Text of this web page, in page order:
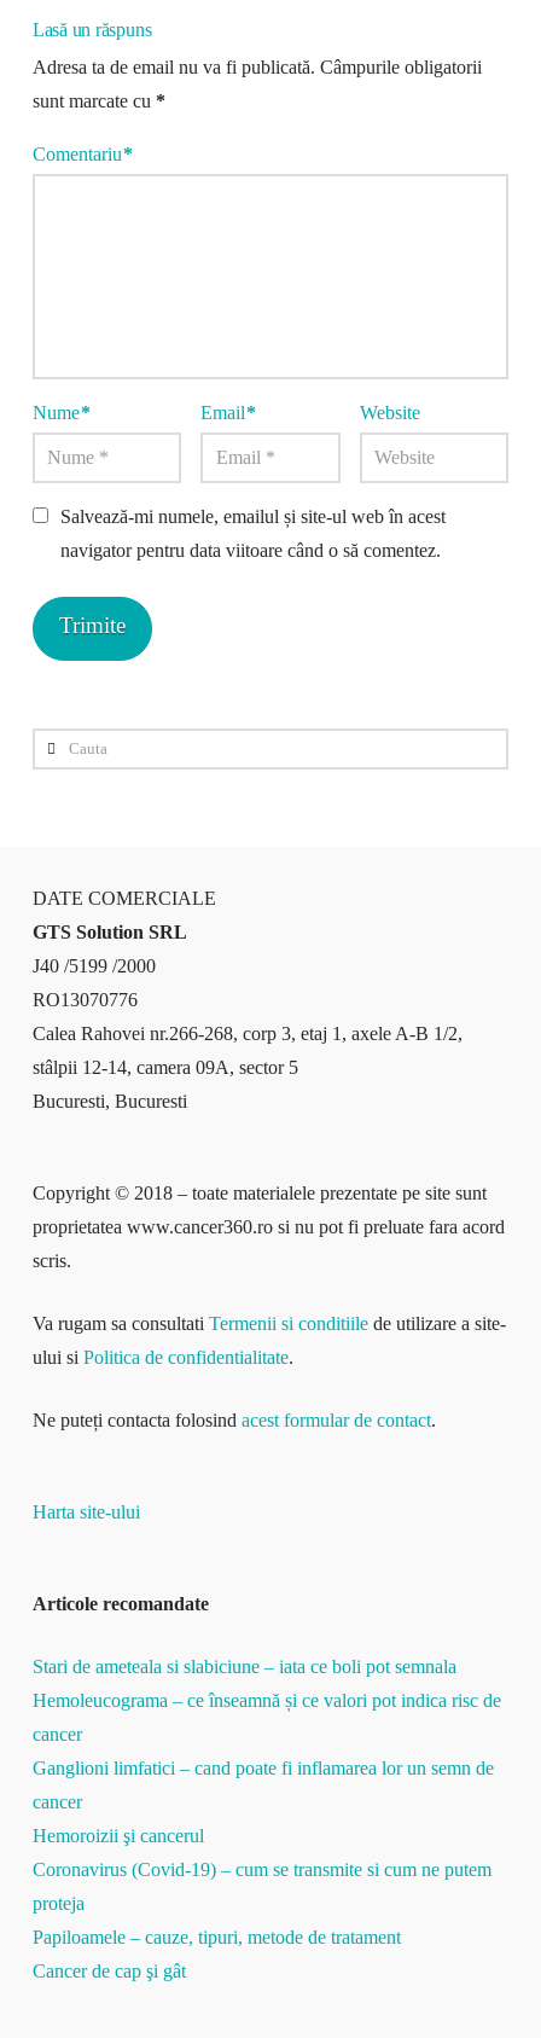
Lasă un răspuns
Adresa ta de email nu va fi publicată. Câmpurile obligatorii
sunt marcate cu *
Comentariu*
Nume* Email* Website
Salvează-mi numele, emailul și site-ul web în acest
navigator pentru data viitoare când o să comentez.
Cauta
DATE COMERCIALE
GTS Solution SRL
J40 /5199 /2000
RO13070776
Calea Rahovei nr.266-268, corp 3, etaj 1, axele A-B 1/2,
stâlpii 12-14, camera 09A, sector 5
Bucuresti, Bucuresti
Copyright © 2018 – toate materialele prezentate pe site sunt
proprietatea www.cancer360.ro si nu pot fi preluate fara acord
scris.
Va rugam sa consultati Termenii si conditiilede utilizare a site-
ului si Politica de confidentialitate.
Ne puteți contacta folosind acest formular de contact.
Harta site-ului
Articole recomandate
Stari de ameteala si slabiciune – iata ce boli pot semnala
Hemoleucograma – ce înseamnă și ce valori pot indica risc de
cancer
Ganglioni limfatici – cand poate fi inflamarea lor un semn de
cancer
Hemoroizii şi cancerul
Coronavirus (Covid-19) – cum se transmite si cum ne putem
proteja
Papiloamele – cauze, tipuri, metode de tratament
Cancer de cap şi gât